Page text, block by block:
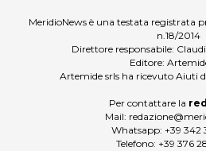
MeridioNews è una testata registrata
n.18/2014
Direttore responsabile:
Editore:
Artemide srls ha ricevuto Aiuti
Per contattare la
Mail:
Whatsapp: +39 342
Telefono: +39 376